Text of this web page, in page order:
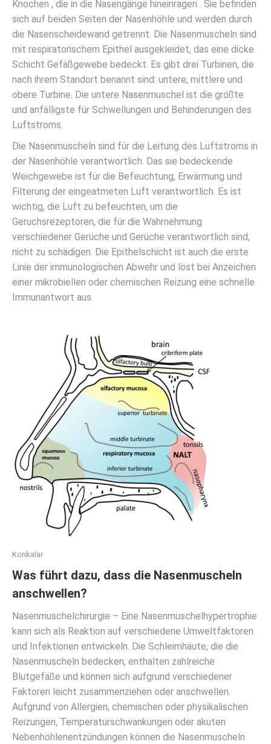
Knochen , die in die Nasengänge hineinragen . Sie befinden
sich auf beiden Seiten der Nasenhöhle und werden durch
die Nasenscheidewand getrennt. Die Nasenmuscheln sind
mit respiratorischem Epithel ausgekleidet, das eine dicke
Schicht Gefäßgewebe bedeckt. Es gibt drei Turbinen, die
nach ihrem Standort benannt sind: untere, mittlere und
obere Turbine. Die untere Nasenmuschel ist die größte
und anfälligste für Schwellungen und Behinderungen des
Luftstroms.
Die Nasenmuscheln sind für die Leitung des Luftstroms in
der Nasenhöhle verantwortlich. Das sie bedeckende
Weichgewebe ist für die Befeuchtung, Erwärmung und
Filterung der eingeatmeten Luft verantwortlich. Es ist
wichtig, die Luft zu befeuchten, um die
Geruchsrezeptoren, die für die Wahrnehmung
verschiedener Gerüche und Gerüche verantwortlich sind,
nicht zu schädigen. Die Epithelschicht ist auch die erste
Linie der immunologischen Abwehr und löst bei Anzeichen
einer mikrobiellen oder chemischen Reizung eine schnelle
Immunantwort aus.
Konkalar
Was führt dazu, dass die Nasenmuscheln
anschwellen?
Nasenmuschelchirurgie – Eine Nasenmuschelhypertrophie
kann sich als Reaktion auf verschiedene Umweltfaktoren
und Infektionen entwickeln. Die Schleimhäute, die die
Nasenmuscheln bedecken, enthalten zahlreiche
Blutgefäße und können sich aufgrund verschiedener
Faktoren leicht zusammenziehen oder anschwellen.
Aufgrund von Allergien, chemischen oder physikalischen
Reizungen, Temperaturschwankungen oder akuten
Nebenhöhlenentzündungen können die Nasenmuscheln